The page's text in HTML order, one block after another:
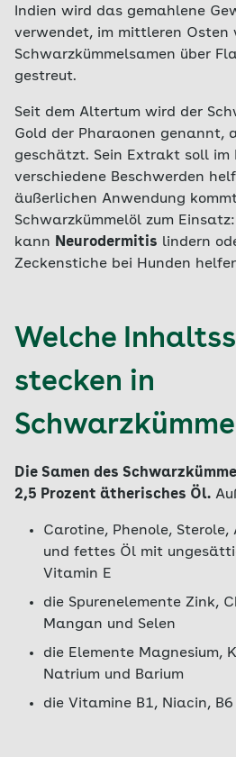
Indien wird das gemahlene
verwendet, im mittleren Osten
Schwarzkümmelsamen über
gestreut.
Seit dem Altertum wird der
Gold der Pharaonen genannt,
geschätzt. Sein Extrakt soll im
verschiedene Beschwerden
äußerlichen Anwendung
Schwarzkümmelöl zum
kann Neurodermitis lindern
Zeckenstiche bei Hunden
Welche
stecken in
Die Samen des
2,5 Prozent ätherisches Öl.
Carotine, Phenole,
und fettes Öl mit
Vitamin E
die Spurenelemente Zink,
Mangan und Selen
die Elemente Magnesium,
Natrium und Barium
die Vitamine B1, Niacin,